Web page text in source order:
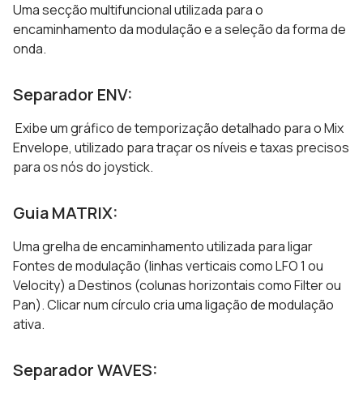
Uma secção multifuncional utilizada para o
encaminhamento da modulação e a seleção da forma de
onda.
Separador ENV:
Exibe um gráfico de temporização detalhado para o Mix
Envelope, utilizado para traçar os níveis e taxas precisos
para os nós do joystick.
Guia MATRIX:
Uma grelha de encaminhamento utilizada para ligar
Fontes de modulação (linhas verticais como LFO 1 ou
Velocity) a Destinos (colunas horizontais como Filter ou
Pan). Clicar num círculo cria uma ligação de modulação
ativa.
Separador WAVES: